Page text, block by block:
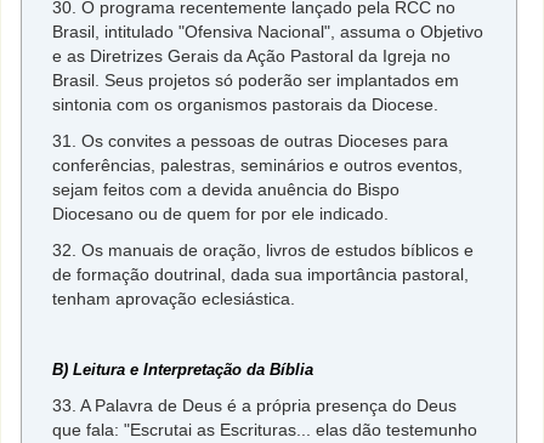
30. O programa recentemente lançado pela RCC no
Brasil, intitulado "Ofensiva Nacional", assuma o Objetivo
e as Diretrizes Gerais da Ação Pastoral da Igreja no
Brasil. Seus projetos só poderão ser implantados em
sintonia com os organismos pastorais da Diocese.
31. Os convites a pessoas de outras Dioceses para
conferências, palestras, seminários e outros eventos,
sejam feitos com a devida anuência do Bispo
Diocesano ou de quem for por ele indicado.
32. Os manuais de oração, livros de estudos bíblicos e
de formação doutrinal, dada sua importância pastoral,
tenham aprovação eclesiástica.
B) Leitura e Interpretação da Bíblia
33. A Palavra de Deus é a própria presença do Deus
que fala: "Escrutai as Escrituras... elas dão testemunho